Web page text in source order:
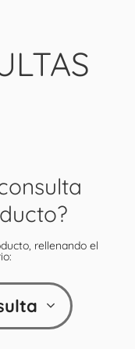
rellenando el